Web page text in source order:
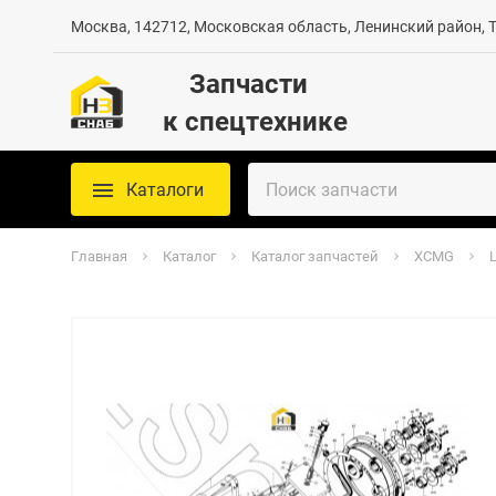
Москва, 142712, Московская область, Ленинский район,
Запчасти
к спецтехнике
Каталоги
Главная Каталог Каталог запчастей XCMG